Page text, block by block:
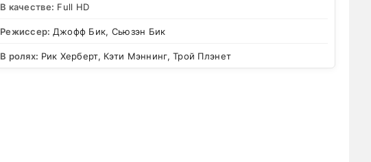
В качестве: Full HD
Режиссер: Джофф Бик, Сьюзэн Бик
В ролях: Рик Херберт, Кэти Мэннинг, Трой Плэнет